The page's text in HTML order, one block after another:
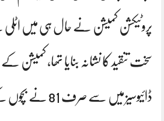
پروٹیکشن کمیشن نے حال ہی میں
ڈائیوسیز میں سے